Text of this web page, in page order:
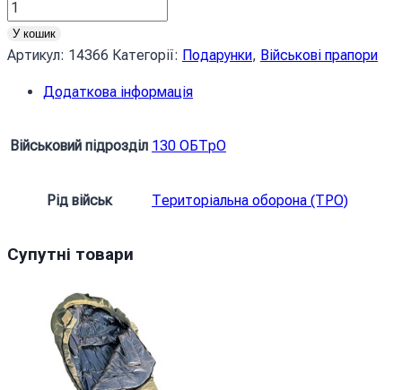
Прапор
130
окремого
територіальної
(130
синьо-
кількість
У кошик
Артикул: 14366 Категорії: Подарунки, Військові прапори
Додаткова інформація
Військовий підрозділ 130 ОБТрО
Рід військ Територіальна оборона (ТРО)
Супутні товари